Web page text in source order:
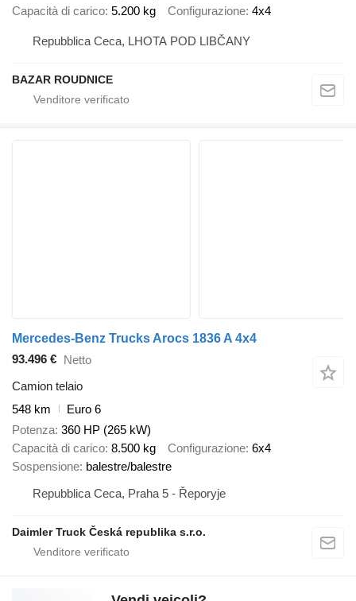
Capacità di carico 5.200 kg Configurazione 4x4
Repubblica Ceca, LHOTA POD LIBČANY
BAZAR ROUDNICE
Mercedes-Benz Trucks Arocs 1836 A 4x4
93.496 € Netto
Camion telaio
548 km
Euro 6
Potenza 360 HP (265 kW)
Capacità di carico 8.500 kg Configurazione 6x4
Sospensione balestre/balestre
Repubblica Ceca, Praha 5 - Řeporyje
Daimler Truck Česká republika s.r.o.